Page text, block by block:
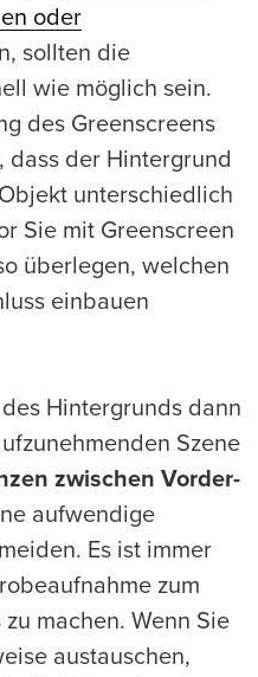
oder
sollten die
wie möglich sein.
des Greenscreens
dass der Hintergrund
unterschiedlich
Sie mit Greenscreen
überlegen, welchen
einbauen
Hintergrunds dann
Szene
zwischen Vorder-
aufwendige
Es ist immer
zum
machen. Wenn Sie
austauschen,